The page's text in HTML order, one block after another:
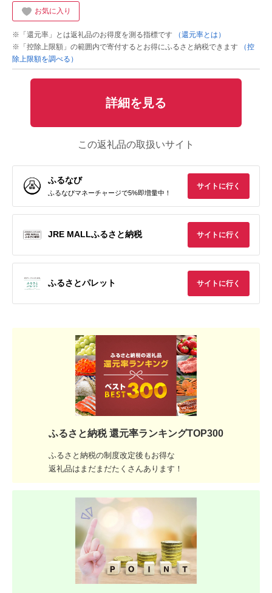
お気に入り
※「還元率」とは返礼品のお得度を測る指標です
（還元率とは）
※「控除上限額」の範囲内で寄付するとお得にふるさと納税できます
（控
除上限額を調べる）
詳細を見る
この返礼品の取扱いサイト
ふるなび
ふるなびマネーチャージで5%即増量中！
サイトに行く
JRE MALLふるさと納税 サイトに行く
ふるさとパレット サイトに行く
ふるさと納税 還元率ランキングTOP300
ふるさと納税の制度改定後もお得な
返礼品はまだまだたくさんあります！